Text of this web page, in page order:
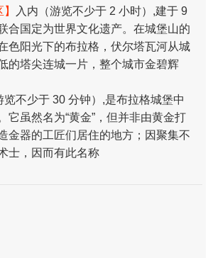
入内（游览不少于 2 小时）,建于 9
合国定为世界文化遗产。在城堡山的
色阳光下的布拉格，伏尔塔瓦河从城
的塔尖连城一片，整个城市金碧辉
览不少于 30 分钟）,是布拉格城堡中
它虽然名为“黄金”，但并非由黄金打
金器的工匠们居住的地方；因聚集不
士，因而有此名称